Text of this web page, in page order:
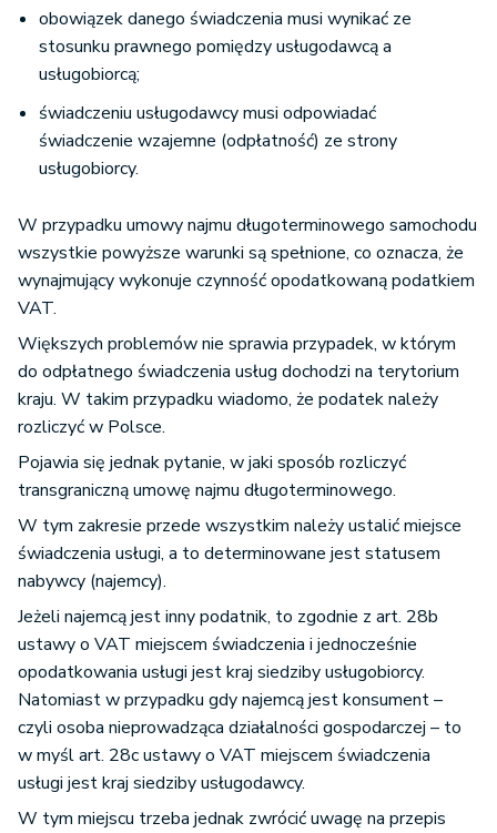
obowiązek danego świadczenia musi wynikać ze
stosunku prawnego pomiędzy usługodawcą a
usługobiorcą;
świadczeniu usługodawcy musi odpowiadać
świadczenie wzajemne (odpłatność) ze strony
usługobiorcy.
W przypadku umowy najmu długoterminowego samochodu
wszystkie powyższe warunki są spełnione, co oznacza, że
wynajmujący wykonuje czynność opodatkowaną podatkiem
VAT.
Większych problemów nie sprawia przypadek, w którym
do odpłatnego świadczenia usług dochodzi na terytorium
kraju. W takim przypadku wiadomo, że podatek należy
rozliczyć w Polsce.
Pojawia się jednak pytanie, w jaki sposób rozliczyć
transgraniczną umowę najmu długoterminowego.
W tym zakresie przede wszystkim należy ustalić miejsce
świadczenia usługi, a to determinowane jest statusem
nabywcy (najemcy).
Jeżeli najemcą jest inny podatnik, to zgodnie z art. 28b
ustawy o VAT miejscem świadczenia i jednocześnie
opodatkowania usługi jest kraj siedziby usługobiorcy.
Natomiast w przypadku gdy najemcą jest konsument –
czyli osoba nieprowadząca działalności gospodarczej – to
w myśl art. 28c ustawy o VAT miejscem świadczenia
usługi jest kraj siedziby usługodawcy.
W tym miejscu trzeba jednak zwrócić uwagę na przepis